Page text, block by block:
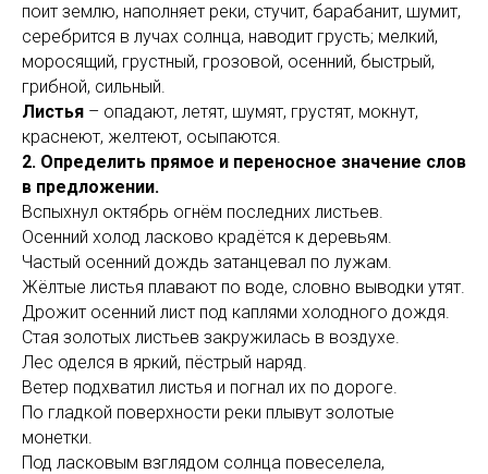
поит землю, наполняет реки, стучит, барабанит, шумит,
серебрится в лучах солнца, наводит грусть; мелкий,
моросящий, грустный, грозовой, осенний, быстрый,
грибной, сильный.
Листья – опадают, летят, шумят, грустят, мокнут,
краснеют, желтеют, осыпаются.
2. Определить прямое и переносное значение слов
в предложении.
Вспыхнул октябрь огнём последних листьев.
Осенний холод ласково крадётся к деревьям.
Частый осенний дождь затанцевал по лужам.
Жёлтые листья плавают по воде, словно выводки утят.
Дрожит осенний лист под каплями холодного дождя.
Стая золотых листьев закружилась в воздухе.
Лес оделся в яркий, пёстрый наряд.
Ветер подхватил листья и погнал их по дороге.
По гладкой поверхности реки плывут золотые
монетки.
Под ласковым взглядом солнца повеселела,